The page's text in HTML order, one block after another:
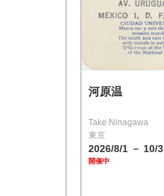
河原温
Take Ninagawa
東京
2026/8/1 － 10/3
開催中